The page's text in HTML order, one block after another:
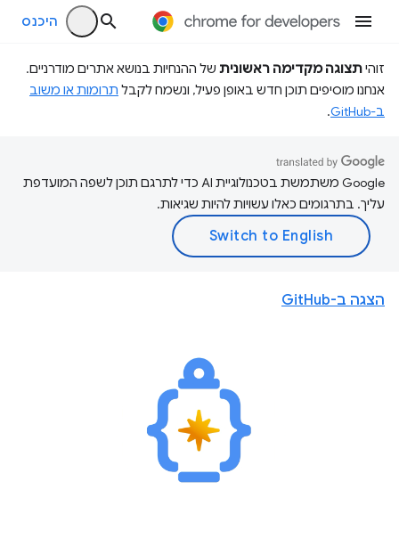
היכנס
זוהיתצוגה מקדימה ראשונית של ההנחיות בנושא אתרים מודרניים.
אנחנו מוסיפים תוכן חדש באופן פעיל, ונשמח לקבל תרומות או משוב
ב-GitHub
.
‫Google משתמשת בטכנולוגיית AI כדי לתרגם תוכן לשפה המועדפת
עליך. בתרגומים כאלו עשויות להיות שגיאות.
הצגה ב-GitHub